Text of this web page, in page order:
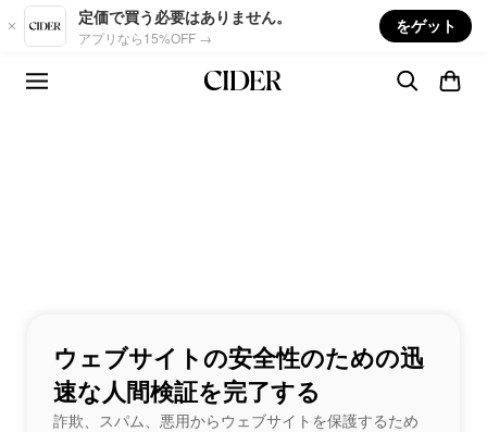
Skip to main content
定価で買う必要はありません。
アプリなら15%OFF →
をゲット
ウェブサイトの安全性のための迅
速な人間検証を完了する
詐欺、スパム、悪用からウェブサイトを保護するため